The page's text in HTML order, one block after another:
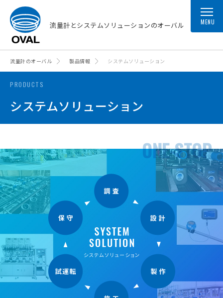
流量計とシステムソリューションのオーバル MENU
流量計のオーバル 製品情報 システムソリューション
PRODUCTS
システムソリューション